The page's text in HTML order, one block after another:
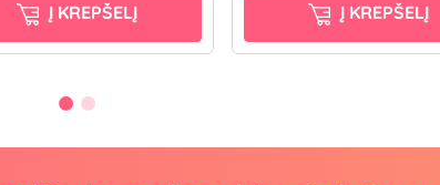
Į KREPŠELĮ Į KREPŠELĮ